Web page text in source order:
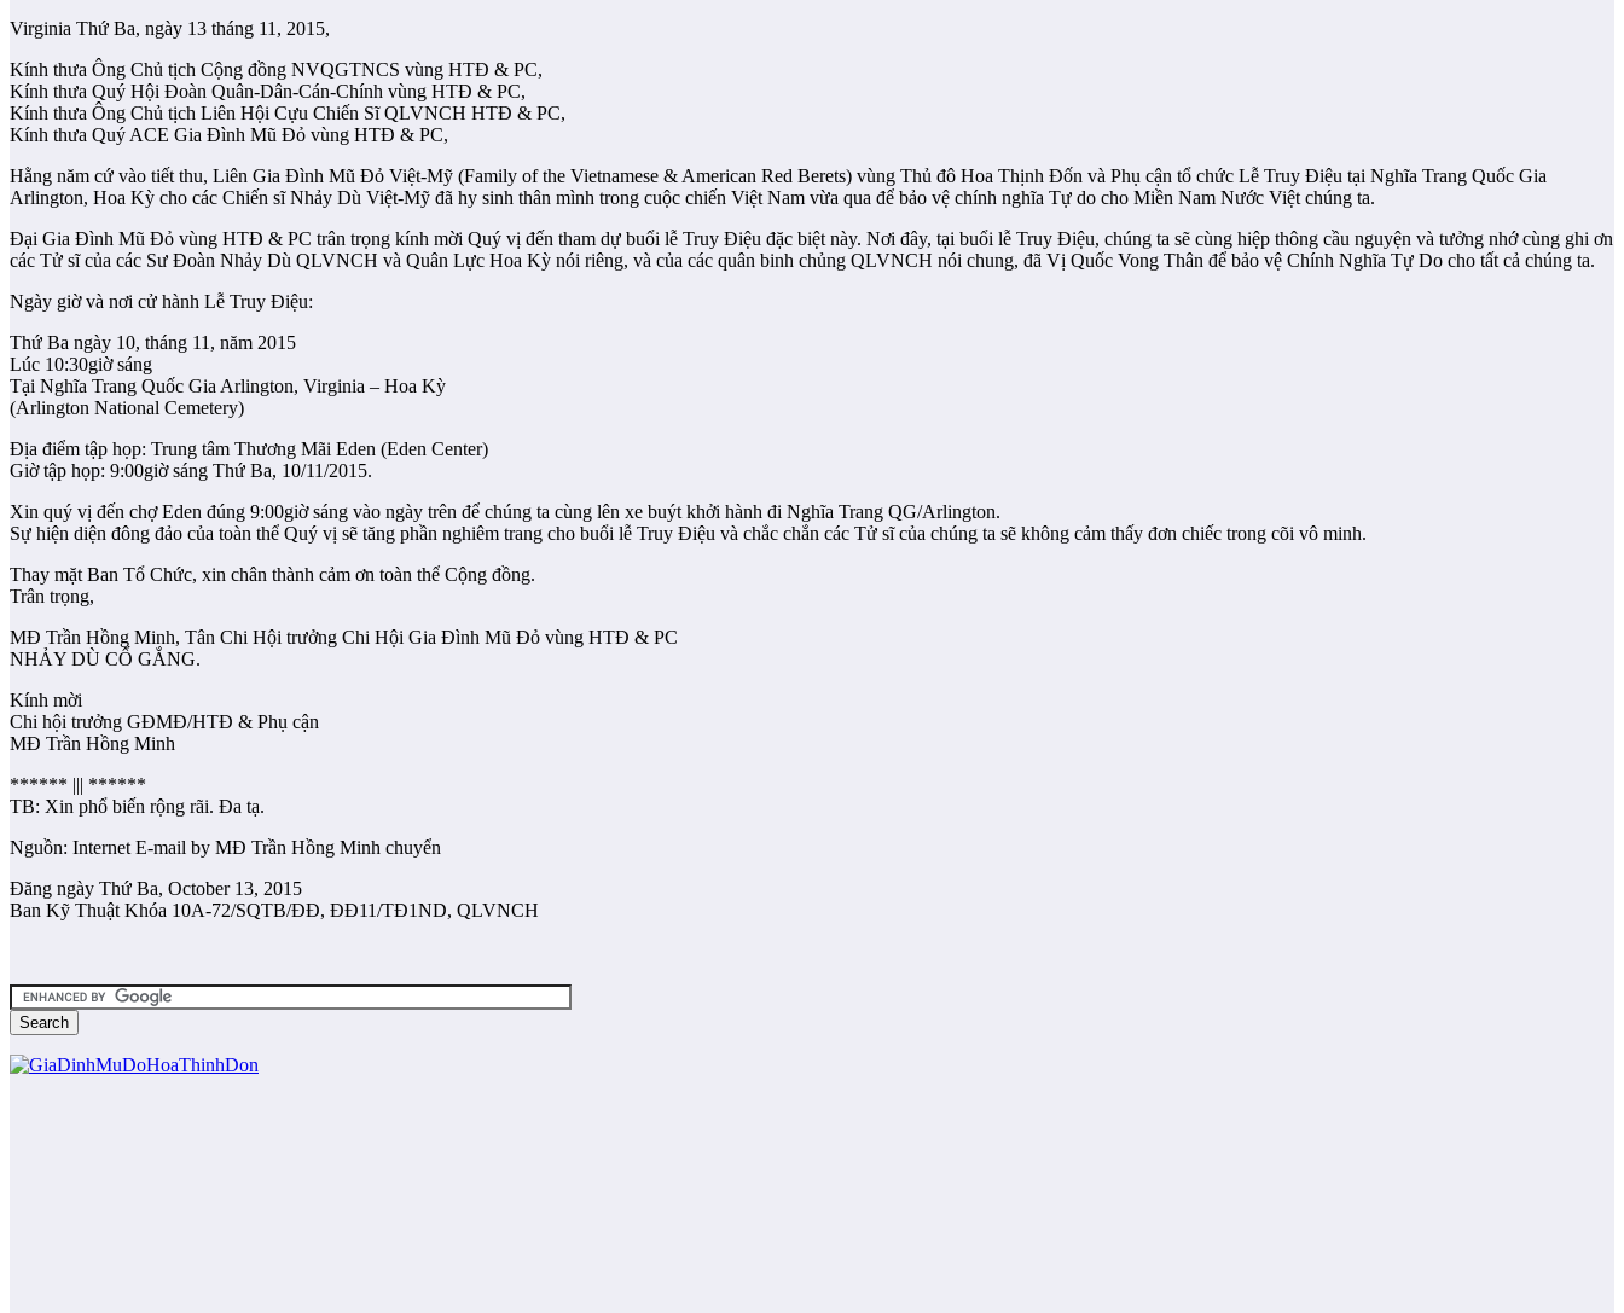
Virginia Thứ Ba, ngày 13 tháng 11, 2015,
Kính thưa Ông Chủ tịch Cộng đồng NVQGTNCS vùng HTĐ & PC,
Kính thưa Quý Hội Đoàn Quân-Dân-Cán-Chính vùng HTĐ & PC,
Kính thưa Ông Chủ tịch Liên Hội Cựu Chiến Sĩ QLVNCH HTĐ & PC,
Kính thưa Quý ACE Gia Đình Mũ Đỏ vùng HTĐ & PC,
Hằng năm cứ vào tiết thu, Liên Gia Đình Mũ Đỏ Việt-Mỹ (Family of the Vietnamese & American Red Berets) vùng Thủ đô Hoa Thịnh Đốn và Phụ cận tổ chức Lễ Truy Điệu tại Nghĩa Trang Quốc Gia
Arlington, Hoa Kỳ cho các Chiến sĩ Nhảy Dù Việt-Mỹ đã hy sinh thân mình trong cuộc chiến Việt Nam vừa qua để bảo vệ chính nghĩa Tự do cho Miền Nam Nước Việt chúng ta.
Đại Gia Đình Mũ Đỏ vùng HTĐ & PC trân trọng kính mời Quý vị đến tham dự buổi lễ Truy Điệu đặc biệt này. Nơi đây, tại buổi lễ Truy Điệu, chúng ta sẽ cùng hiệp thông cầu nguyện và tưởng nhớ cùng ghi ơn
các Tử sĩ của các Sư Đoàn Nhảy Dù QLVNCH và Quân Lực Hoa Kỳ nói riêng, và của các quân binh chủng QLVNCH nói chung, đã Vị Quốc Vong Thân để bảo vệ Chính Nghĩa Tự Do cho tất cả chúng ta.
Ngày giờ và nơi cử hành Lễ Truy Điệu:
Thứ Ba ngày 10, tháng 11, năm 2015
Lúc 10:30giờ sáng
Tại Nghĩa Trang Quốc Gia Arlington, Virginia – Hoa Kỳ
(Arlington National Cemetery)
Địa điểm tập họp: Trung tâm Thương Mãi Eden (Eden Center)
Giờ tập họp: 9:00giờ sáng Thứ Ba, 10/11/2015.
Xin quý vị đến chợ Eden đúng 9:00giờ sáng vào ngày trên để chúng ta cùng lên xe buýt khởi hành đi Nghĩa Trang QG/Arlington.
Sự hiện diện đông đảo của toàn thể Quý vị sẽ tăng phần nghiêm trang cho buổi lễ Truy Điệu và chắc chắn các Tử sĩ của chúng ta sẽ không cảm thấy đơn chiếc trong cõi vô minh.
Thay mặt Ban Tổ Chức, xin chân thành cảm ơn toàn thể Cộng đồng.
Trân trọng,
MĐ Trần Hồng Minh, Tân Chi Hội trưởng Chi Hội Gia Đình Mũ Đỏ vùng HTĐ & PC
NHẢY DÙ CỐ GẮNG.
Kính mời
Chi hội trưởng GĐMĐ/HTĐ & Phụ cận
MĐ Trần Hồng Minh
****** ||| ******
TB: Xin phổ biến rộng rãi. Đa tạ.
Nguồn: Internet E-mail by MĐ Trần Hồng Minh chuyển
Đăng ngày Thứ Ba, October 13, 2015
Ban Kỹ Thuật Khóa 10A-72/SQTB/ĐĐ, ĐĐ11/TĐ1ND, QLVNCH